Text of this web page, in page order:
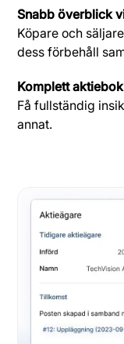
Snabb överblick
Köpare och
dess förbehåll
Komplett aktiebok
Få fullständig
annat.